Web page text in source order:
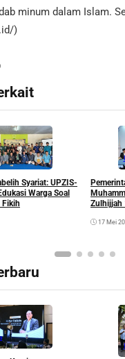
minum dalam Islam.
)
Syariat: UPZIS-
Warga Soal
Fikih
Zulhijjah
17 Mei